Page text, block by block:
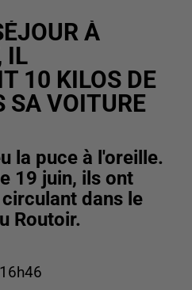
À
IL
10 KILOS DE
SA VOITURE
la puce à l'oreille.
19 juin, ils ont
dans le
Routoir.